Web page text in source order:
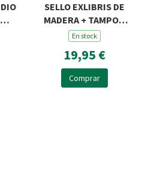
SELLO EXLIBRIS DE
MADERA + TAMPON
ROSA Y ZORRO R45
En stock
19,95 €
Comprar